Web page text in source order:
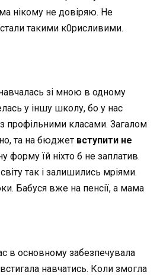
нікому не довіряю. Не
такими к0рисливими.
зі мною в одному
у іншу школу, бо у нас
профільними класами. Загалом
та на бюджет вступити не
форму їй ніхто б не заплатив.
так і залишились мріями.
Бабуся вже на пенсії, а мама
в основному забезпечувала
навчатись. Коли змогла